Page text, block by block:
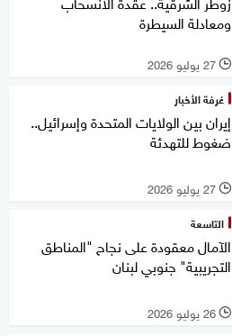
ومعادلة السيطرة
l 27 يوليو 2026
غرفة الأخبار
إيران بين الولايات المتحدة وإسرائيل..
ضغوط للتهدئة
l 27 يوليو 2026
التاسعة
الآمال معقودة على نجاح "المناطق
التجريبية" جنوبي لبنان
l 26 يوليو 2026